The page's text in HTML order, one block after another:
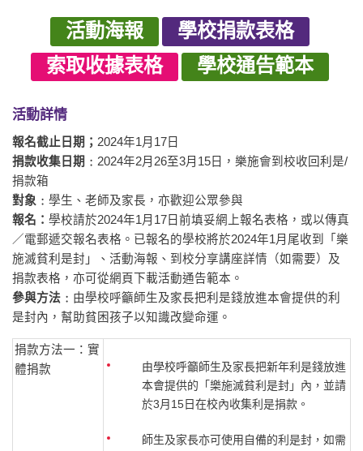
活動海報
學校捐款表格
索取收據表格
學校通告範本
活動詳情
報名截止日期； 2024年1月17日
捐款收集日期﹕ 2024年2月26至3月15日，樂施會到校收回利是/
捐款箱
對象﹕ 學生、老師及家長，亦歡迎公眾參與
報名： 學校請於2024年1月17日前填妥網上報名表格，或以傳真
／電郵遞交報名表格。已報名的學校將於2024年1月尾收到「樂
施滅貧利是封」、活動海報、到校分享講座詳情（如需要）及
捐款表格，亦可從網頁下載活動通告範本。
參與方法﹕ 由學校呼籲師生及家長把利是錢放進本會提供的利
是封內，幫助貧困孩子以知識改變命運。
捐款方法一：實
體捐款
由學校呼籲師生及家長把新年利是錢放進
本會提供的「樂施滅貧利是封」內，並請
於3月15日在校內收集利是捐款。
師生及家長亦可使用自備的利是封，如需